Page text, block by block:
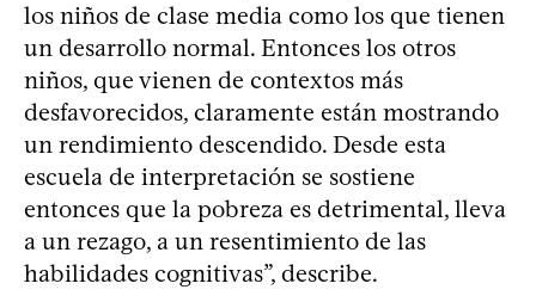
los niños de clase media como los que tienen
un desarrollo normal. Entonces los otros
niños, que vienen de contextos más
desfavorecidos, claramente están mostrando
un rendimiento descendido. Desde esta
escuela de interpretación se sostiene
entonces que la pobreza es detrimental, lleva
a un rezago, a un resentimiento de las
habilidades cognitivas”, describe.